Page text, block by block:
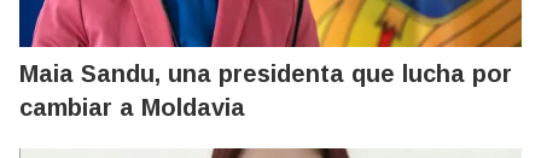
Maia Sandu, una presidenta que lucha por
cambiar a Moldavia